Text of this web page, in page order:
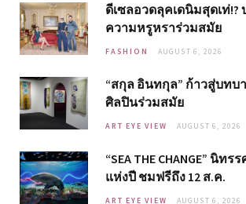
ดีเซลอวดลุคเดนิมสุดเท่!?
ความหรูหราร่วมสมัย
FASHION AUGUST 6, 2026
“สกุล อินทกุล” ก้าวสู่บท
ศิลปินร่วมสมัย
ART EYE VIEW AUGUST 6, 2026
“SEA THE CHANGE” นิท
แห่งปี ชมฟรีถึง 12 ส.ค.
ART EYE VIEW AUGUST 6, 2026